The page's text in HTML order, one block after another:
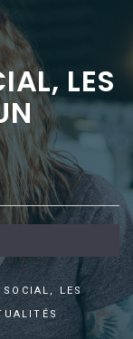
LES
LES